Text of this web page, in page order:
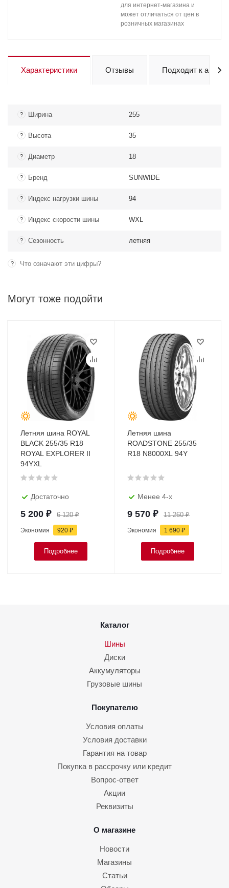
для интернет-магазина и
может отличаться от цен в
розничных магазинах
Характеристики Отзывы Подходит к авто
? Ширина 255
? Высота 35
? Диаметр 18
? Бренд SUNWIDE
? Индекс нагрузки шины 94
? Индекс скорости шины WXL
? Сезонность летняя
? Что означают эти цифры?
Могут тоже подойти
Летняя шина ROYAL
BLACK 255/35 R18
ROYAL EXPLORER II
94YXL
Достаточно
5 200 ₽ 6 120₽
Экономия 920 ₽
Подробнее
Летняя шина
ROADSTONE 255/35
R18 N8000XL 94Y
Менее 4-х
9 570 ₽ 11 260₽
Экономия 1 690 ₽
Подробнее
Каталог
Шины
Диски
Аккумуляторы
Грузовые шины
Покупателю
Условия оплаты
Условия доставки
Гарантия на товар
Покупка в рассрочку или кредит
Вопрос-ответ
Акции
Реквизиты
О магазине
Новости
Магазины
Статьи